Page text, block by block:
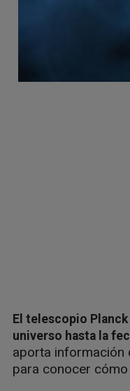
El telescopio Planck
universo hasta la
aporta información
para conocer